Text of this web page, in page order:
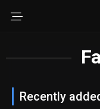
Recently